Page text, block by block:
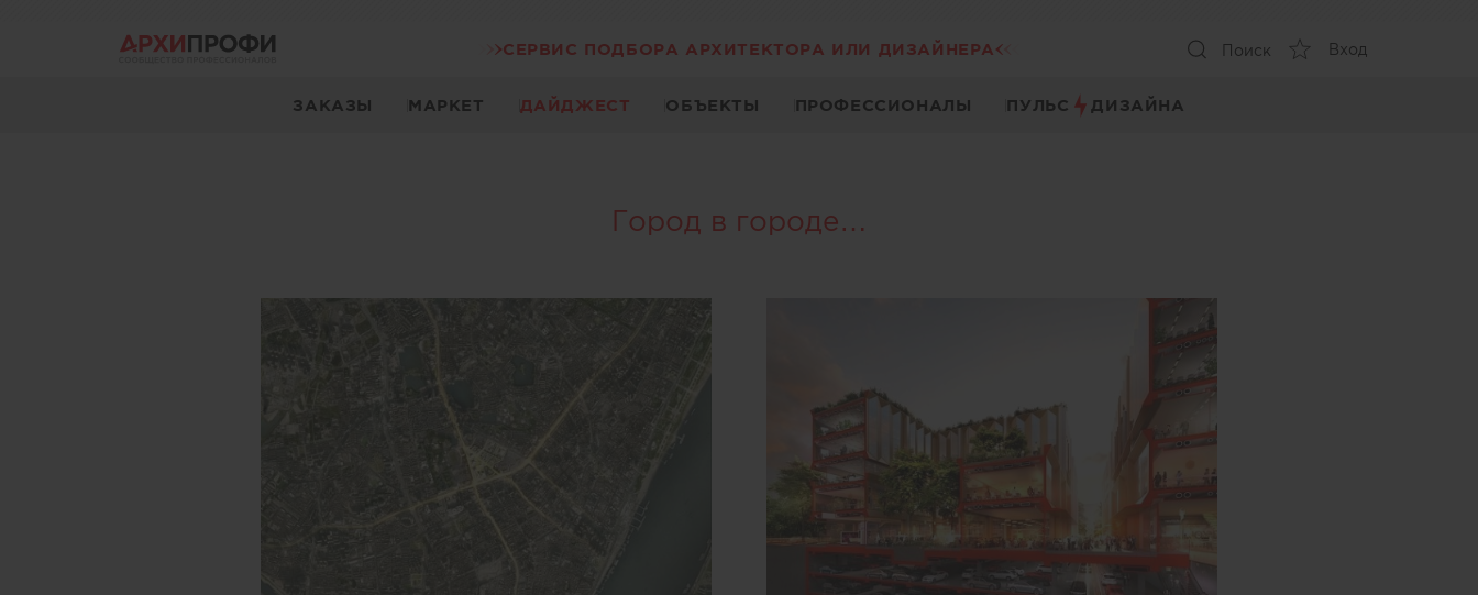
СЕРВИС ПОДБОРА АРХИТЕКТОРА ИЛИ ДИЗАЙНЕРА Поиск Вход
ЗАКАЗЫ МАРКЕТ ДАЙДЖЕСТ ОБЪЕКТЫ ПРОФЕССИОНАЛЫ ПУЛЬС ДИЗАЙНА
Город в городе…